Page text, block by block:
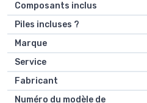
Composants inclus
Piles incluses ?
Marque
Service
Fabricant
Numéro du modèle de